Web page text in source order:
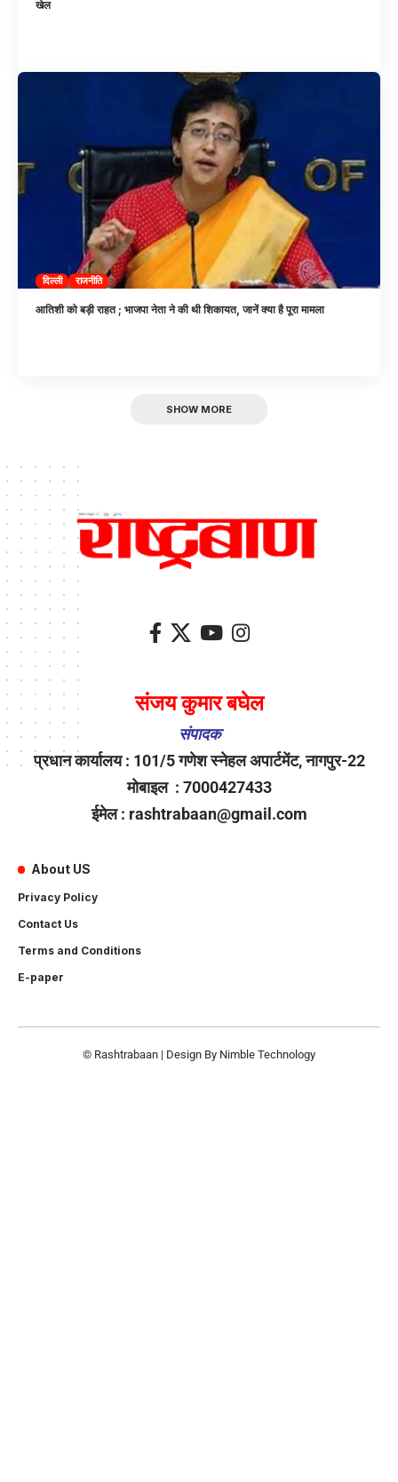
खेल
दिल्ली राजनीति
आतिशी को बड़ी राहत ; भाजपा नेता ने की थी शिकायत, जानें क्या है पूरा मामला
SHOW MORE
संजय कुमार बघेल
संपादक
प्रधान कार्यालय : 101/5 गणेश स्नेहल अपार्टमेंट, नागपुर-22
मोबाइल : 7000427433
ईमेल : rashtrabaan@gmail.com
About US
Privacy Policy
Contact Us
Terms and Conditions
E-paper
© Rashtrabaan | Design By Nimble Technology